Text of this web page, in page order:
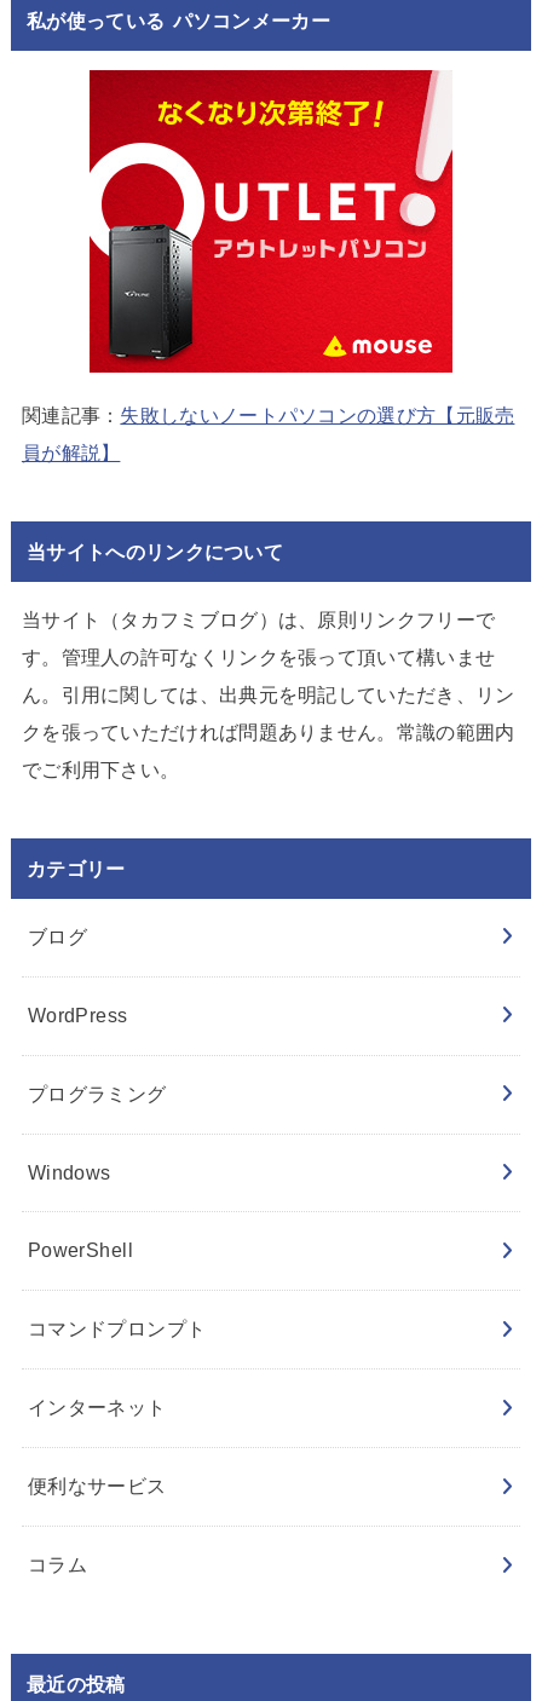
私が使っている パソコンメーカー
関連記事： 失敗しないノートパソコンの選び方【元販売
員が解説】
当サイトへのリンクについて
当サイト（タカフミブログ）は、原則リンクフリーで
す。管理人の許可なくリンクを張って頂いて構いませ
ん。引用に関しては、出典元を明記していただき、リン
クを張っていただければ問題ありません。常識の範囲内
でご利用下さい。
カテゴリー
ブログ
WordPress
プログラミング
Windows
PowerShell
コマンドプロンプト
インターネット
便利なサービス
コラム
最近の投稿